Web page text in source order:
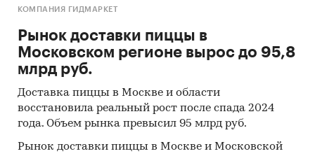
КОМПАНИЯ ГИДМАРКЕТ
Рынок доставки пиццы в
Московском регионе вырос до 95,8
млрд руб.
Доставка пиццы в Москве и области
восстановила реальный рост после спада 2024
года. Объем рынка превысил 95 млрд руб.
Рынок доставки пиццы в Москве и Московской